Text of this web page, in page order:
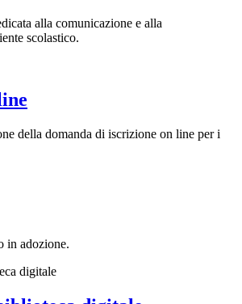
alla comunicazione e alla
scolastico.
della domanda di iscrizione on line per i
in adozione.